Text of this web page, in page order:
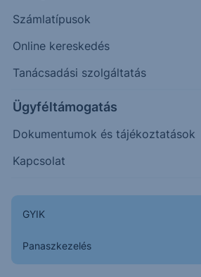
Számlatípusok
Online kereskedés
Tanácsadási szolgáltatás
Ügyféltámogatás
Dokumentumok és tájékoztatások
Kapcsolat
GYIK
Panaszkezelés
356.00
357.00
358.00
359.00
360.00
Napon belüli Historikus